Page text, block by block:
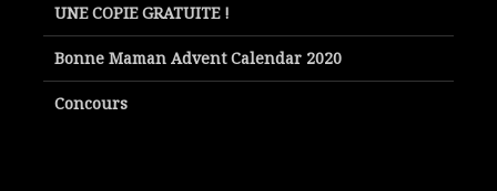
UNE COPIE GRATUITE !
Bonne Maman Advent Calendar 2020
Concours